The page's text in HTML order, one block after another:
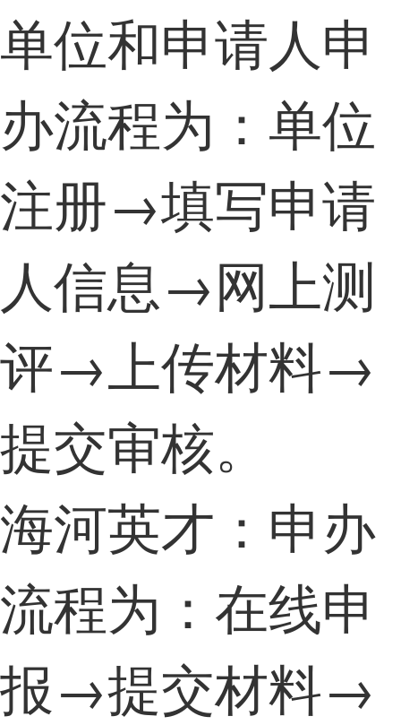
单位和申请人申
办流程为：单位
注册→填写申请
人信息→网上测
评→上传材料→
提交审核。
海河英才：申办
流程为：在线申
报→提交材料→